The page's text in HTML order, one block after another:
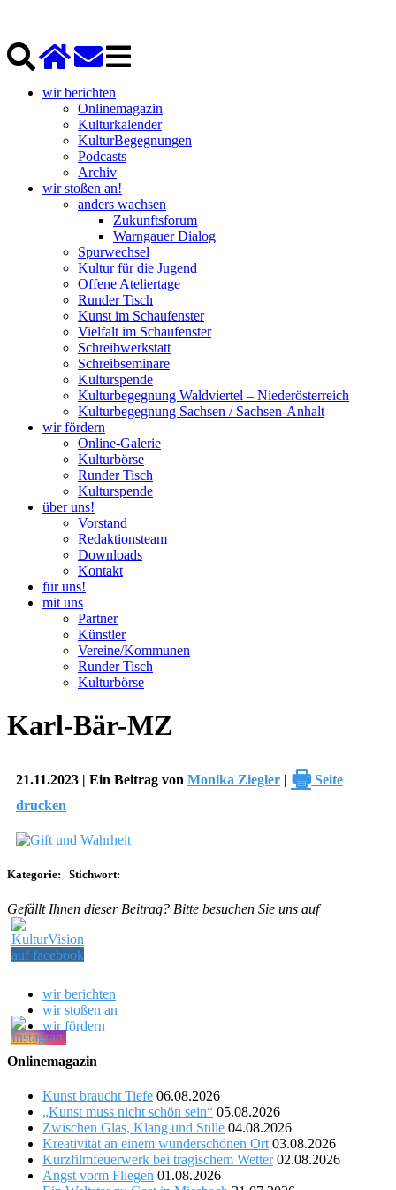
wir berichten
Onlinemagazin
Kulturkalender
KulturBegegnungen
Podcasts
Archiv
wir stoßen an!
anders wachsen
Zukunftsforum
Warngauer Dialog
Spurwechsel
Kultur für die Jugend
Offene Ateliertage
Runder Tisch
Kunst im Schaufenster
Vielfalt im Schaufenster
Schreibwerkstatt
Schreibseminare
Kulturspende
Kulturbegegnung Waldviertel – Niederösterreich
Kulturbegegnung Sachsen / Sachsen-Anhalt
wir fördern
Online-Galerie
Kulturbörse
Runder Tisch
Kulturspende
über uns!
Vorstand
Redaktionsteam
Downloads
Kontakt
für uns!
mit uns
Partner
Künstler
Vereine/Kommunen
Runder Tisch
Kulturbörse
Karl-Bär-MZ
21.11.2023 | Ein Beitrag von Monika Ziegler | 🖶 Seite
drucken
Kategorie: | Stichwort:
Gefällt Ihnen dieser Beitrag? Bitte besuchen Sie uns auf
wir berichten
wir stoßen an
wir fördern
Onlinemagazin
Kunst braucht Tiefe 06.08.2026
„Kunst muss nicht schön sein“ 05.08.2026
Zwischen Glas, Klang und Stille 04.08.2026
Kreativität an einem wunderschönen Ort 03.08.2026
Kurzfilmfeuerwerk bei tragischem Wetter 02.08.2026
Angst vorm Fliegen 01.08.2026